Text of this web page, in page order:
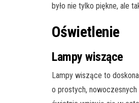
było nie tylko piękne, ale
Oświetlenie
Lampy wiszące
Lampy wiszące to
o prostych,